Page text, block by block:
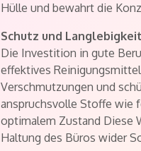
Hülle und bewahrt die
Schutz und
Die Investition in gute
effektives
Verschmutzungen und
anspruchsvolle Stoffe wie
optimalem Zustand Diese
Haltung des Büros wider